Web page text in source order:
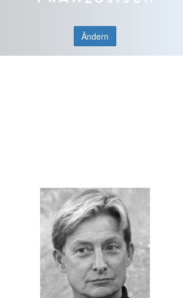
Ändern